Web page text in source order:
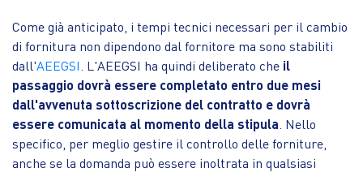
Come già anticipato, i tempi tecnici necessari per il cambio
di fornitura non dipendono dal fornitore ma sono stabiliti
dall'AEEGSI . L'AEEGSI ha quindi deliberato che il
passaggio dovrà essere completato entro due mesi
dall'avvenuta sottoscrizione del contratto e dovrà
essere comunicata al momento della stipula . Nello
specifico, per meglio gestire il controllo delle forniture,
anche se la domanda può essere inoltrata in qualsiasi